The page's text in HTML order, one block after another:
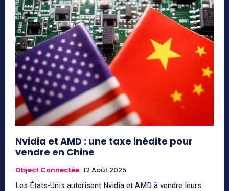
Nvidia et AMD : une taxe inédite pour
vendre en Chine
Object Connectée 12 Août 2025
Les États-Unis autorisent Nvidia et AMD à vendre leurs